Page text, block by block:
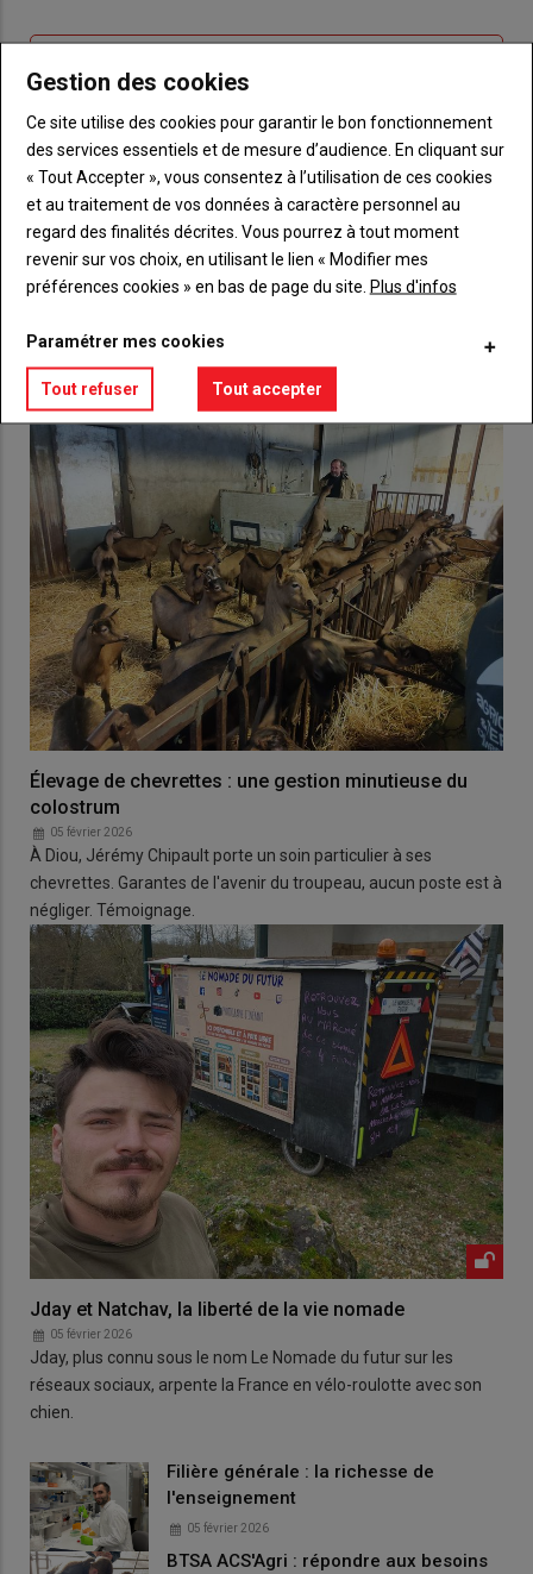
Sous-
titre
Vous n'êtes pas abonné(e)
TITRE CRÉEZ UN COMPTE
BodyChoisissez votre formule et créez votre
compte pour accéder à tout {nom-site}.
Lien Créez un compte
VOUS AIMEREZ AUSSI
Élevage de chevrettes : une gestion minutieuse du
colostrum
05 février 2026
À Diou, Jérémy Chipault porte un soin particulier à ses
chevrettes. Garantes de l'avenir du troupeau, aucun poste est à
négliger. Témoignage.
Jday et Natchav, la liberté de la vie nomade
05 février 2026
Jday, plus connu sous le nom Le Nomade du futur sur les
réseaux sociaux, arpente la France en vélo-roulotte avec son
chien.
Filière générale : la richesse de
l'enseignement
05 février 2026
BTSA ACS'Agri : répondre aux besoins
Gestion des cookies
Ce site utilise des cookies pour garantir le bon fonctionnement
des services essentiels et de mesure d’audience. En cliquant sur
« Tout Accepter », vous consentez à l’utilisation de ces cookies
et au traitement de vos données à caractère personnel au
regard des finalités décrites. Vous pourrez à tout moment
revenir sur vos choix, en utilisant le lien « Modifier mes
préférences cookies » en bas de page du site. Plus d'infos
Paramétrer mes cookies
Tout refuser Tout accepter